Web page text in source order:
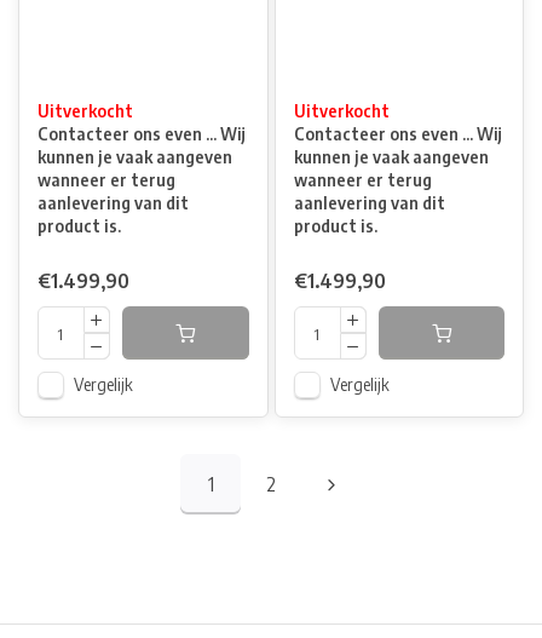
Uitverkocht
Contacteer ons even ... Wij
kunnen je vaak aangeven
wanneer er terug
aanlevering van dit
product is.
€1.499,90
Vergelijk
Uitverkocht
Contacteer ons even ... Wij
kunnen je vaak aangeven
wanneer er terug
aanlevering van dit
product is.
€1.499,90
Vergelijk
1 2